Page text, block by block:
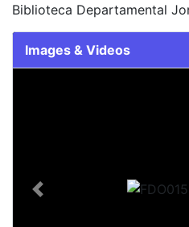
Biblioteca Departamental
Images & Videos
Previous